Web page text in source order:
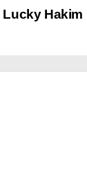
Hakim